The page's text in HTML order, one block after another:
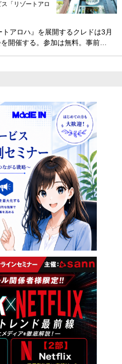
「リゾートアロ
アロハ』を展開するクレドは3月
開催する。参加は無料。事前…